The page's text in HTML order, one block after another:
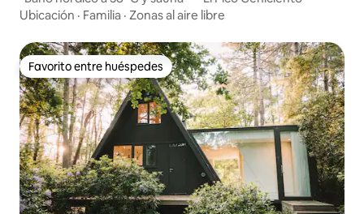
Ubicación · Familia · Zonas al aire libre
Favorito entre huéspedes
Favorito entre huéspedes